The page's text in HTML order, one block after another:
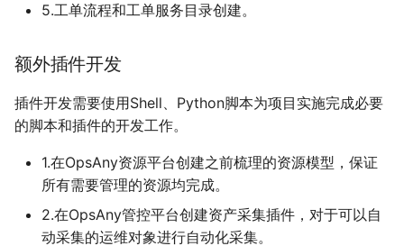
5.工单流程和工单服务目录创建。
额外插件开发
插件开发需要使用Shell、Python脚本为项目实施完成必要
的脚本和插件的开发工作。
1.在OpsAny资源平台创建之前梳理的资源模型，保证
所有需要管理的资源均完成。
2.在OpsAny管控平台创建资产采集插件，对于可以自
动采集的运维对象进行自动化采集。